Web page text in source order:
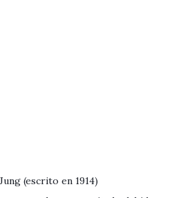
(escrito en 1914)